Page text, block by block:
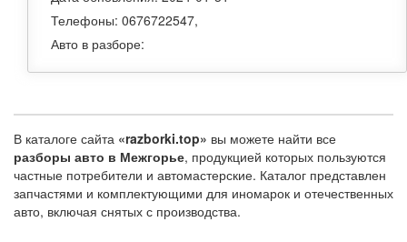
Телефоны: 0676722547,
Авто в разборе:
В каталоге сайта «razborki.top» вы можете найти все
разборы авто в Межгорье, продукцией которых пользуются
частные потребители и автомастерские. Каталог представлен
запчастями и комплектующими для иномарок и отечественных
авто, включая снятых с производства.